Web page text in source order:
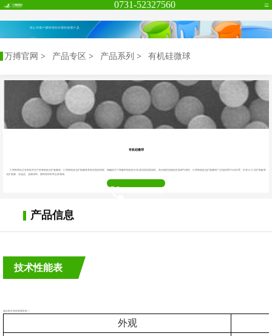
万搏官网 0731-52327560
万搏官网 > 产品专区 > 产品系列 > 有机硅微球
有机硅微球
汇明利用自主专利技术生产的有机硅光扩散微球。汇明有机硅光扩散微球具有完美的球形、精确的尺寸和极窄的粒径分布;其优异的滑动性、高分散性热稳定性及耐气候性，汇明有机硅光扩散微球广泛地应用于LED灯罩、灯管:LCD 光扩散板和
光扩散膜、化妆品、油漆涂料、塑料添加剂等众多领域。
产品信息
技术性能表
超出部分滑动查看更多>>
外观